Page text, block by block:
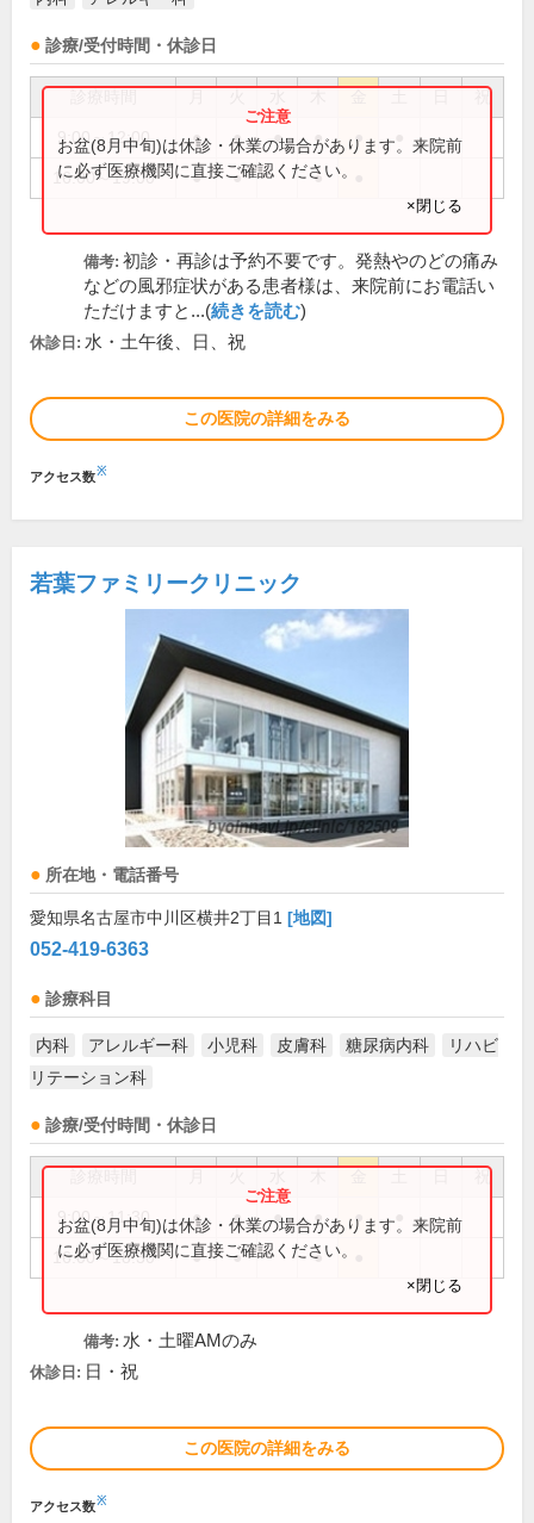
診療/受付時間・休診日
祝
9:00～12:00 ● ● ● ● ●
16:00～19:00 ● ● ●
お盆(8月中旬)は休診・休業の場合があります。来院前
に必ず医療機関に直接ご確認ください。
×閉じる
備考: 初診・再診は予約不要です。発熱やのどの痛み
などの風邪症状がある患者様は、来院前にお電話い
ただけますと...(続きを読む)
休診日: 水・土午後、日、祝
この医院の詳細をみる
アクセス数※
若葉ファミリークリニック
所在地・電話番号
愛知県名古屋市中川区横井2丁目1 [地図]
052-419-6363
診療科目
内科 アレルギー科 小児科 皮膚科 糖尿病内科
リハビ
リテーション科
診療/受付時間・休診日
祝
9:00～11:30 ● ● ● ● ●
16:00～18:30 ● ● ●
お盆(8月中旬)は休診・休業の場合があります。来院前
に必ず医療機関に直接ご確認ください。
×閉じる
備考: 水・土曜AMのみ
休診日: 日・祝
この医院の詳細をみる
アクセス数※